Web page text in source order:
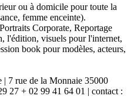
ou à domicile pour toute la
femme enceinte).
Corporate, Reportage
l'édition, visuels pour l'internet,
book pour modèles, acteurs,
7 rue de la Monnaie 35000
27 + 02 99 41 64 01 | contact :